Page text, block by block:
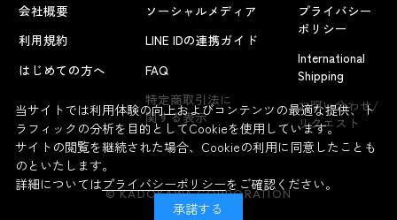
よくあるお問い合わせ
会社概要
利用規約
はじめての方へ
ソーシャルメディア
LINE IDの連携ガイド
FAQ
特定商取引法に
関する表示
プライバシー
ポリシー
International
Shipping
お問い合わせ/
リクエスト
© KADOKAWA CORPORATION
当サイトでは利用体験の向上およびコンテンツの最適な提供、ト
ラフィックの分析を目的としてCookieを使用しています。
サイトの閲覧を継続された場合、Cookieの利用に同意したことも
のといたします。
詳細についてはプライバシーポリシーをご確認ください。
承諾する